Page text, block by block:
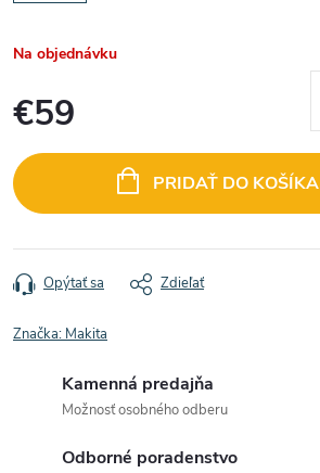
Na objednávku
€59
cena:
PRIDAŤ DO KOŠÍKA
Opýtať sa Zdieľať
Značka: Makita
Kamenná predajňa
Možnosť osobného odberu
Odborné poradenstvo